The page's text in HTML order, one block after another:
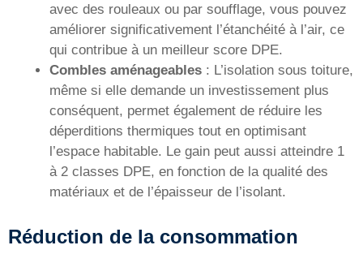
avec des rouleaux ou par soufflage, vous pouvez
améliorer significativement l’étanchéité à l’air, ce
qui contribue à un meilleur score DPE.
Combles aménageables : L’isolation sous toiture,
même si elle demande un investissement plus
conséquent, permet également de réduire les
déperditions thermiques tout en optimisant
l’espace habitable. Le gain peut aussi atteindre 1
à 2 classes DPE, en fonction de la qualité des
matériaux et de l’épaisseur de l’isolant.
Réduction de la consommation